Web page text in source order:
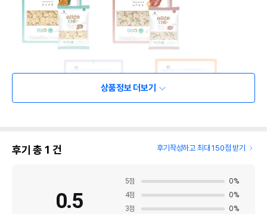
상품정보 더보기
후기 총 1 건 후기작성하고 최대 150점 받기
0.5
5점 0%
4점 0%
3점 0%